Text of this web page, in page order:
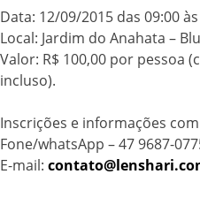
Data: 12/09/2015 das 09:00
Local: Jardim do Anahata –
Valor: R$ 100,00 por pessoa
incluso).
Inscrições e informações
Fone/whatsApp – 47 9687-
E-mail: contato@lenshari.